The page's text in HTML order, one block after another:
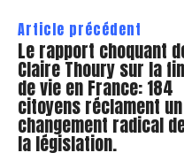
Article précédent
Le rapport choquant
Claire Thoury sur la fin
de vie en France: 184
citoyens réclament un
changement radical
la législation.